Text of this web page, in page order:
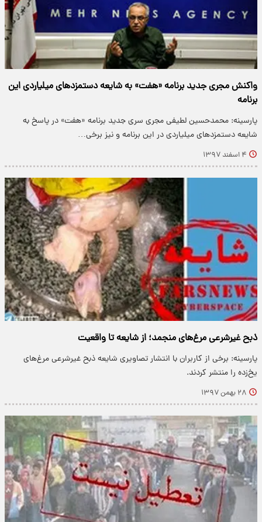
واکنش مجری جدید برنامه «هفت» به شایعه دستمزدهای میلیاردی این
برنامه
پارسینه: محمدحسین لطیفی مجری سری جدید برنامه «هفت» در پاسخ به
شایعه دستمزدهای میلیاردی در این برنامه و نیز برخی…
۴ اسفند ۱۳۹۷
ذبح غیرشرعی مرغ‌های منجمد؛ از شایعه تا واقعیت
پارسینه: برخی از کاربران با انتشار تصاویری شایعه ذبح غیرشرعی مرغ‌های
یخ‌زده را منتشر کردند.
۲۸ بهمن ۱۳۹۷